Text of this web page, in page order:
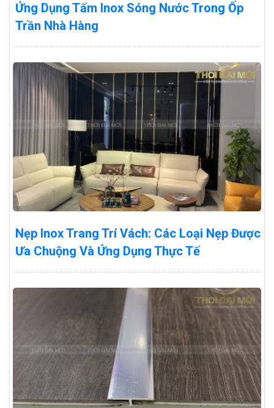
Ứng Dụng Tấm Inox Sóng Nước Trong Ốp
Trần Nhà Hàng
Nẹp Inox Trang Trí Vách: Các Loại Nẹp Được
Ưa Chuộng Và Ứng Dụng Thực Tế